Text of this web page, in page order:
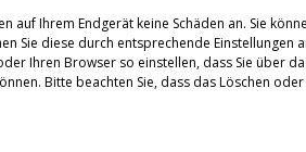
auf Ihrem Endgerät keine Schäden an. Sie
Sie diese durch entsprechende
Ihren Browser so einstellen, dass Sie über
Bitte beachten Sie, dass das Löschen